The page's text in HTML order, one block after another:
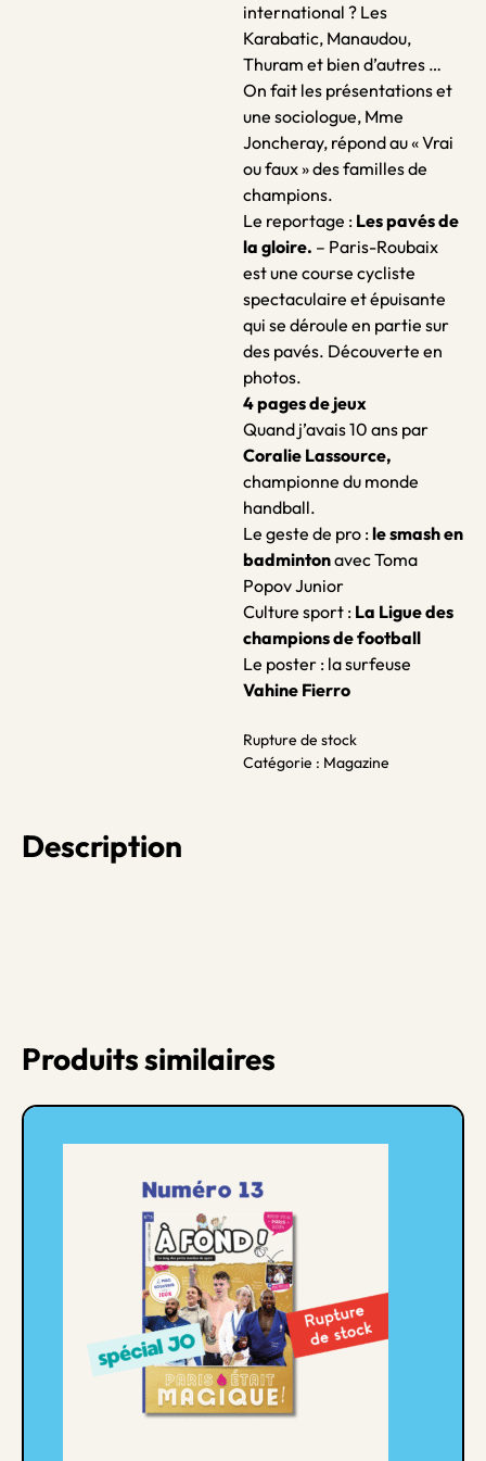
international ? Les
Karabatic, Manaudou,
Thuram et bien d’autres …
On fait les présentations et
une sociologue, Mme
Joncheray, répond au « Vrai
ou faux » des familles de
champions.
Le reportage : Les pavés de
la gloire. – Paris-Roubaix
est une course cycliste
spectaculaire et épuisante
qui se déroule en partie sur
des pavés. Découverte en
photos.
4 pages de jeux
Quand j’avais 10 ans par
Coralie Lassource,
championne du monde
handball.
Le geste de pro :le smash en
badmintonavec Toma
Popov Junior
Culture sport : La Ligue des
champions de football
Le poster : la surfeuse
Vahine Fierro
Rupture de stock
Catégorie : Magazine
Description
Produits similaires